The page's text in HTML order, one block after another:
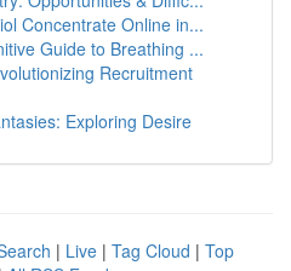
Concentrate Online in...
Guide to Breathing ...
Recruitment
Exploring Desire
| Live | Tag Cloud | Top